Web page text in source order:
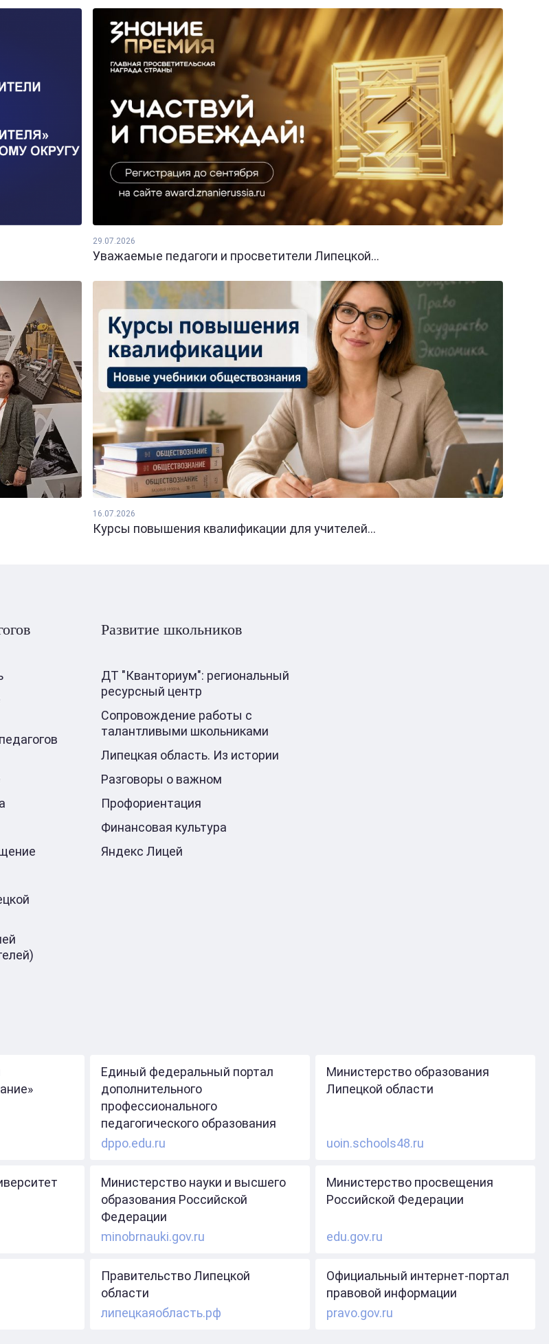
29.07.2026
Уважаемые педагоги и просветители Липецкой...
16.07.2026
Курсы повышения квалификации для учителей...
Развитие школьников
ДТ "Кванториум": региональный
ресурсный центр
Сопровождение работы с
талантливыми школьниками
Липецкая область. Из истории
Разговоры о важном
Профориентация
Финансовая культура
Яндекс Лицей
Единый федеральный портал
дополнительного
профессионального
педагогического образования
dppo.edu.ru
Министерство образования
Липецкой области
uoin.schools48.ru
Министерство науки и высшего
образования Российской
Федерации
minobrnauki.gov.ru
Министерство просвещения
Российской Федерации
edu.gov.ru
Правительство Липецкой
области
липецкаяобласть.рф
Официальный интернет-портал
правовой информации
pravo.gov.ru